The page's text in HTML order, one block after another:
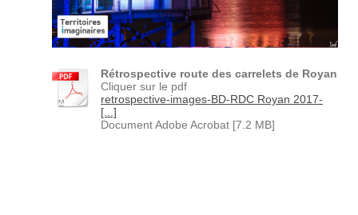
Rétrospective route des carrelets de Royan
Cliquer sur le pdf
retrospective-images-BD-RDC Royan 2017-
[...]
Document Adobe Acrobat [7.2 MB]